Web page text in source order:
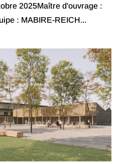
2025Maître d'ouvrage :
: MABIRE-REICH...